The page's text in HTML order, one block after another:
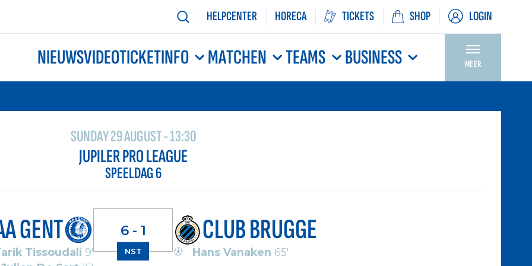
HELPCENTER HORECA TICKETS SHOP LOGIN
NIEUWSVIDEOTICKETINFO MATCHEN TEAMS BUSINESS MEER
SUNDAY 29 AUGUST - 13:30
JUPILER PRO LEAGUE
SPEELDAG 6
GENT
Tissoudali 9'
6 - 1
NST
CLUB BRUGGE
Hans Vanaken 65'